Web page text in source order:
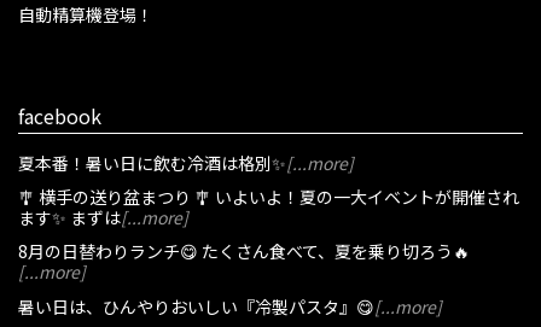
自動精算機登場！
facebook
夏本番！暑い日に飲む冷酒は格別✨[...more]
🎐 横手の送り盆まつり 🎐 いよいよ！夏の一大イベントが開催され
ます✨ まずは[...more]
8月の日替わりランチ😋 たくさん食べて、夏を乗り切ろう🔥
[...more]
暑い日は、ひんやりおいしい『冷製パスタ』😋[...more]